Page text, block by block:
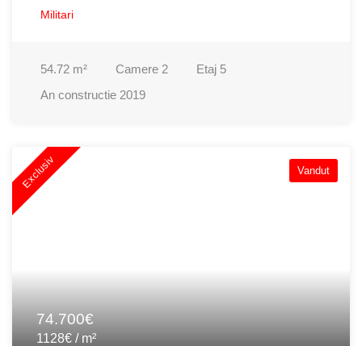
Militari
54.72 m² Camere 2 Etaj 5
An constructie 2019
Exclusiv Vandut
74.700€
1128€ / m²